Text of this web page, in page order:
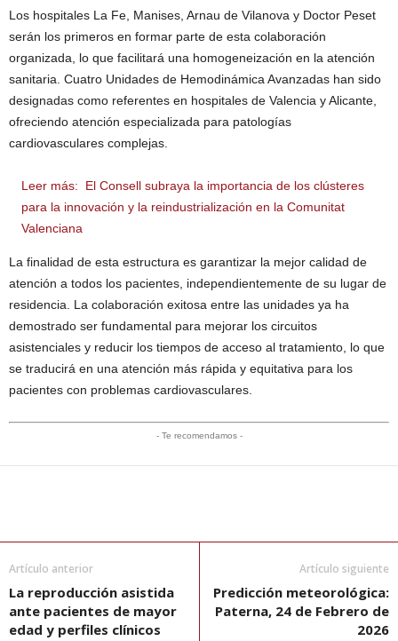
Los hospitales La Fe, Manises, Arnau de Vilanova y Doctor Peset
serán los primeros en formar parte de esta colaboración
organizada, lo que facilitará una homogeneización en la atención
sanitaria. Cuatro Unidades de Hemodinámica Avanzadas han sido
designadas como referentes en hospitales de Valencia y Alicante,
ofreciendo atención especializada para patologías
cardiovasculares complejas.
Leer más:
El Consell subraya la importancia de los clústeres
para la innovación y la reindustrialización en la Comunitat
Valenciana
La finalidad de esta estructura es garantizar la mejor calidad de
atención a todos los pacientes, independientemente de su lugar de
residencia. La colaboración exitosa entre las unidades ya ha
demostrado ser fundamental para mejorar los circuitos
asistenciales y reducir los tiempos de acceso al tratamiento, lo que
se traducirá en una atención más rápida y equitativa para los
pacientes con problemas cardiovasculares.
- Te recomendamos -
Artículo anterior
La reproducción asistida
ante pacientes de mayor
edad y perfiles clínicos
Artículo siguiente
Predicción meteorológica:
Paterna, 24 de Febrero de
2026